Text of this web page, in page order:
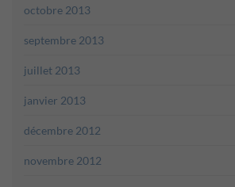
octobre 2013
septembre 2013
juillet 2013
janvier 2013
décembre 2012
novembre 2012